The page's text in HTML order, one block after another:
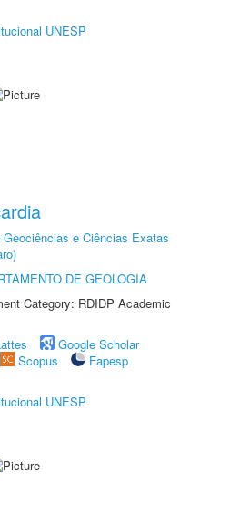
UNESP
e Ciências Exatas
DE GEOLOGIA
Category: RDIDP Academic
Google Scholar
Scopus
Fapesp
UNESP